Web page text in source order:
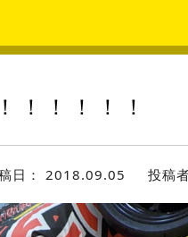
！！！！
日： 2018.09.05 投稿